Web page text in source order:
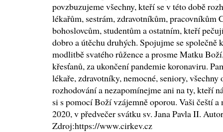
povzbuzujeme všechny, kteří se v této době
lékařům, sestrám, zdravotníkům, pracovníkům
bohoslovcům, studentům a ostatním, kteří
dobro a útěchu druhých. Spojujme se společně
modlitbě svatého růžence a prosme Matku
křesťanů, za ukončení pandemie koronaviru.
lékaře, zdravotníky, nemocné, seniory,
rozhodování a nezapomínejme ani na ty, kteří
si s pomocí Boží vzájemně oporou. Vaši čeští
2020, v předvečer svátku sv. Jana Pavla II.
Zdroj:https://www.cirkev.cz